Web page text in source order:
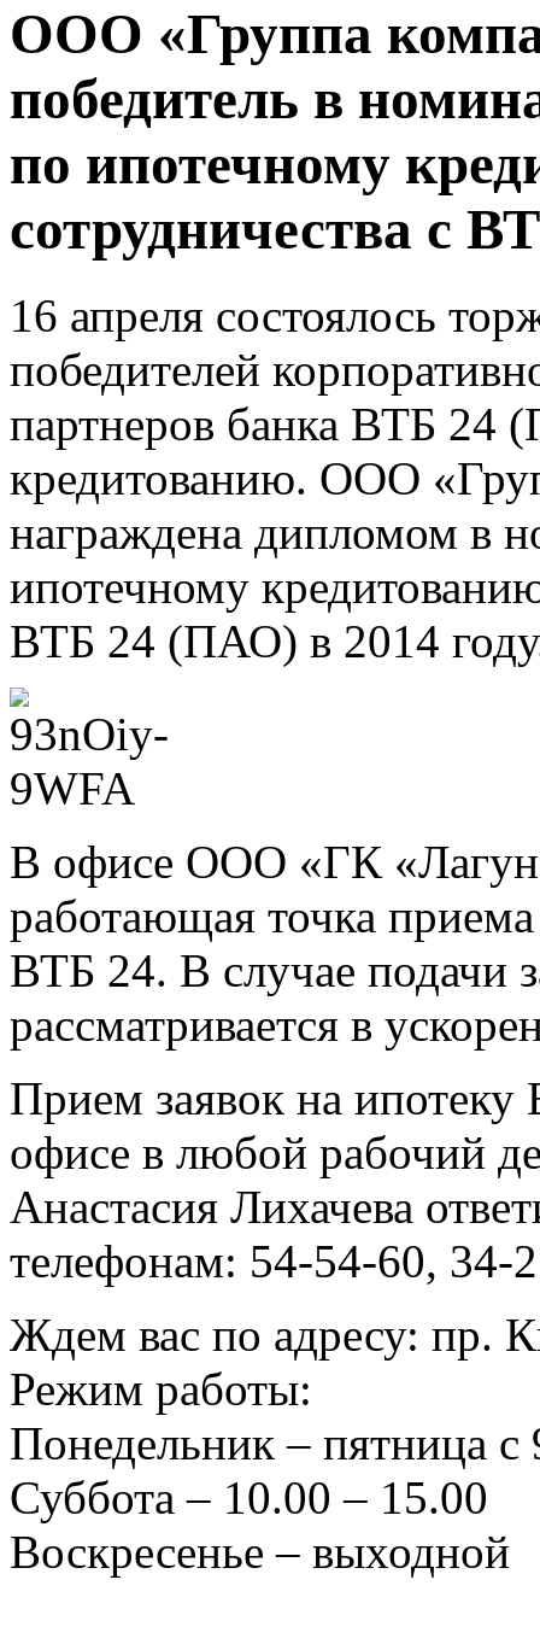
ООО «Группа
победитель в
по ипотечному
сотрудничества с
16 апреля состоялось
победителей
партнеров банка ВТБ 24
кредитованию. ООО
награждена дипломом в
ипотечному
ВТБ 24 (ПАО) в 2014
В офисе ООО «ГК
работающая точка
ВТБ 24. В случае подачи
рассматривается в
Прием заявок на
офисе в любой рабочий
Анастасия Лихачева
телефонам: 54-54-60, 34-
Ждем вас по адресу: пр.
Режим работы:
Понедельник – пятница с
Суббота – 10.00 – 15.00
Воскресенье – выходной